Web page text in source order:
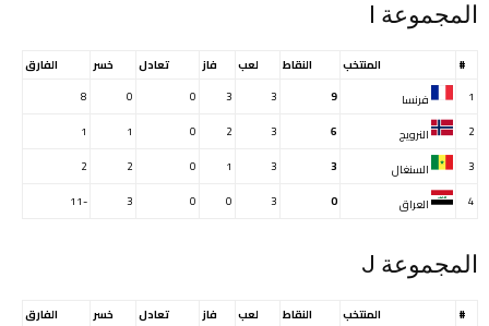
المجموعة I
# المنتخب النقاط لعب فاز تعادل خسر
الفارق
1
فرنسا 9
3
3
0
0
8
2
النرويج 6
3
2
0
1
1
3
السنغال 3
3
1
0
2
2
4
العراق 0
3
0
0
3
-11
المجموعة J
# المنتخب النقاط لعب فاز تعادل خسر
الفارق